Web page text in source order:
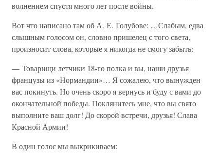
волнением спустя много лет после войны.
Вот что написано там об А. Е. Голубове: …Слабым, едва
слышным голосом он, словно пришелец с того света,
произносит слова, которые я никогда не смогу забыть:
— Товарищи летчики 18-го полка и вы, наши друзья
французы из «Нормандии»… Я сожалею, что вынужден
вас покинуть. Но очень скоро я вернусь и буду с вами до
окончательной победы. Поклянитесь мне, что вы свято
выполните ваш долг! До скорой встречи, друзья! Слава
Красной Армии!
В один голос мы выкрикиваем: